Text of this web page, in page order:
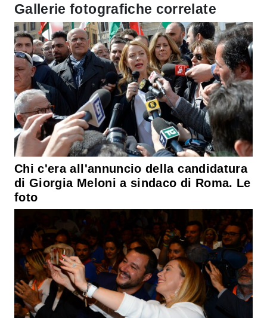
Gallerie fotografiche correlate
Chi c'era all'annuncio della candidatura
di Giorgia Meloni a sindaco di Roma. Le
foto